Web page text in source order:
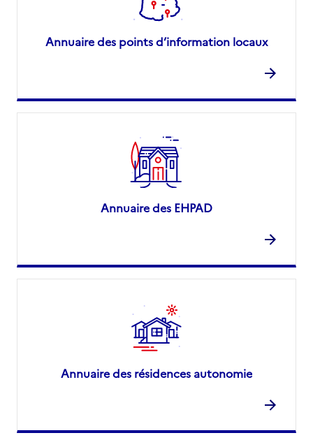
Annuaire des points d’information locaux
Annuaire des EHPAD
Annuaire des résidences autonomie